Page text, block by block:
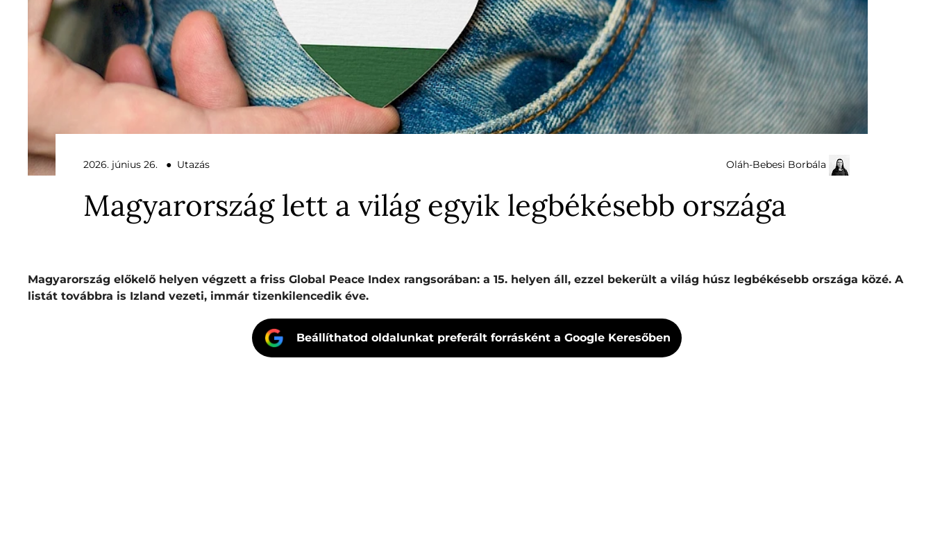
2026. június 26. ● Utazás Oláh-Bebesi Borbála
Magyarország lett a világ egyik legbékésebb országa
Magyarország előkelő helyen végzett a friss Global Peace Index rangsorában: a 15. helyen áll, ezzel bekerült a világ húsz legbékésebb országa közé. A
listát továbbra is Izland vezeti, immár tizenkilencedik éve.
Beállíthatod oldalunkat preferált forrásként a Google Keresőben